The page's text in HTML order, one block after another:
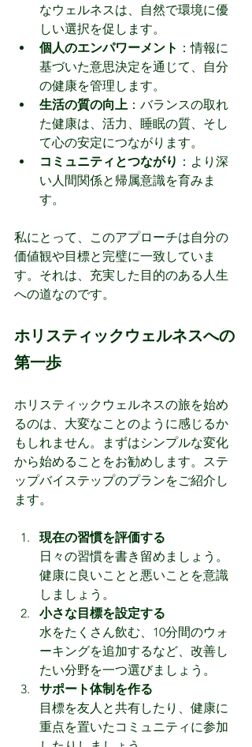
なウェルネスは、自然で環境に優
しい選択を促します。
個人のエンパワーメント ：情報に
基づいた意思決定を通じて、自分
の健康を管理します。
生活の質の向上 ：バランスの取れ
た健康は、活力、睡眠の質、そし
て心の安定につながります。
コミュニティとつながり ：より深
い人間関係と帰属意識を育みま
す。
私にとって、このアプローチは自分の
価値観や目標と完璧に一致していま
す。それは、充実した目的のある人生
への道なのです。
ホリスティックウェルネスへの
第一歩
ホリスティックウェルネスの旅を始め
るのは、大変なことのように感じるか
もしれません。まずはシンプルな変化
から始めることをお勧めします。ステ
ップバイステップのプランをご紹介し
ます。
現在の習慣を評価する
日々の習慣を書き留めましょう。
健康に良いことと悪いことを意識
しましょう。
小さな目標を設定する
水をたくさん飲む、10分間のウォ
ーキングを追加するなど、改善し
たい分野を一つ選びましょう。
サポート体制を作る
目標を友人と共有したり、健康に
重点を置いたコミュニティに参加